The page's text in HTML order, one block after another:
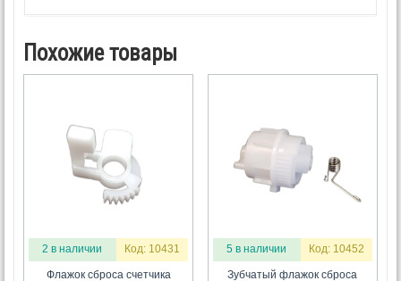
Похожие товары
2 в наличии Код: 10431
Флажок сброса счетчика
5 в наличии Код: 10452
Зубчатый флажок сброса